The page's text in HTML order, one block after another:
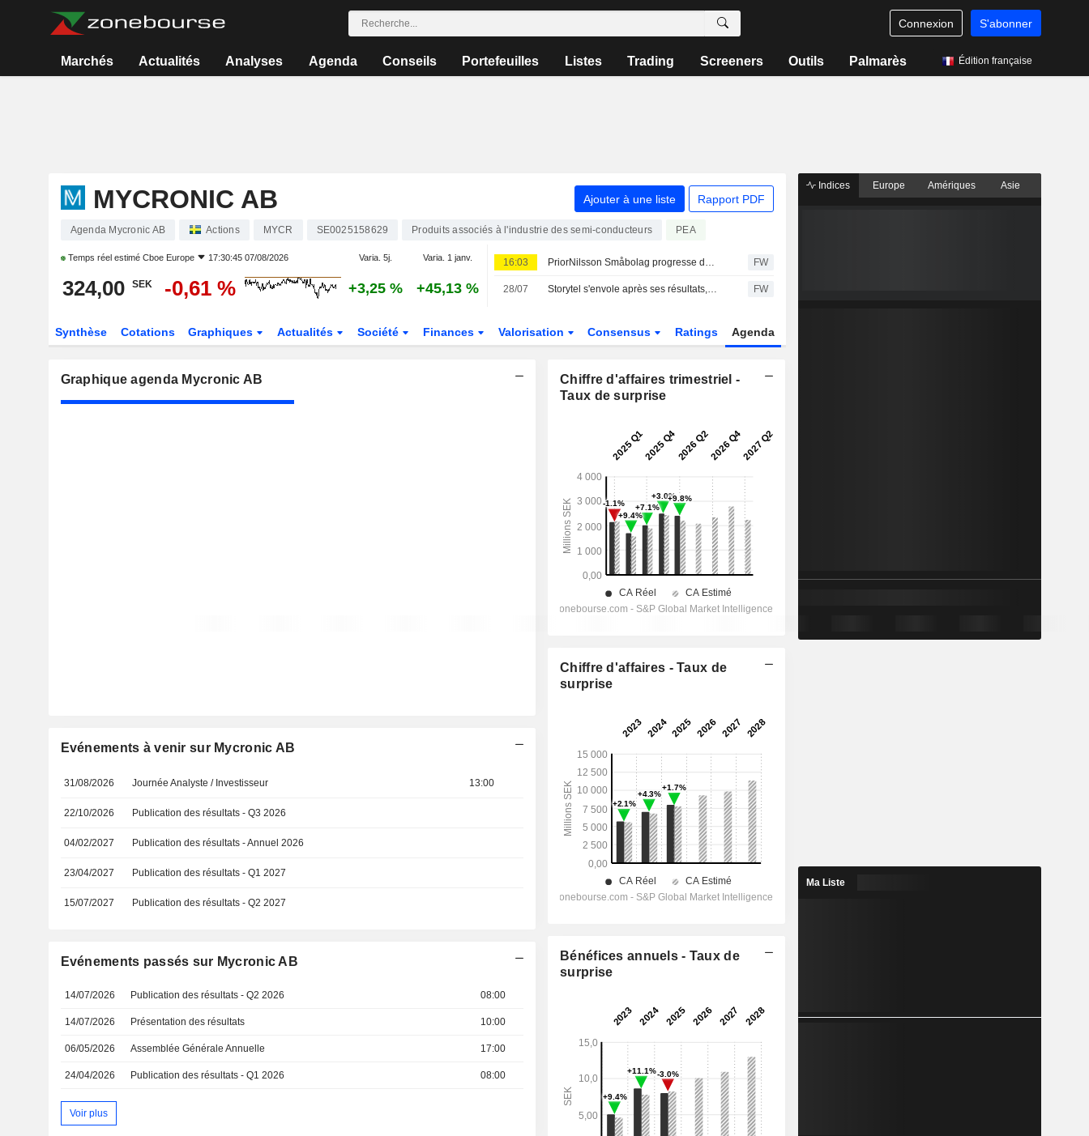
Connexion S'abonner
Marchés Actualités Analyses Agenda Conseils Portefeuilles Listes Trading Screeners Outils Palmarès Édition française
MYCRONIC AB Ajouter à une liste Rapport PDF
Agenda Mycronic AB Actions MYCR SE0025158629 Produits associés à l'industrie des semi-conducteurs PEA
Temps réel estimé Cboe Europe 17:30:45 07/08/2026 Varia. 5j. Varia. 1 janv.
324,00 SEK -0,61 % +3,25 % +45,13 %
16:03 PriorNilsson Småbolag progresse de 1,23 % en juillet - renforcement des positions dans Bure, AQ Group et Altra Fastigheter FW
28/07 Storytel s'envole après ses résultats, Nibe progresse dans le sillage d'un concurrent, l'OMXS30 recule de 0,2 % FW
Synthèse Cotations Graphiques Actualités Société Finances Valorisation Consensus Ratings Agenda
Graphique agenda Mycronic AB
Evénements à venir sur Mycronic AB
31/08/2026 Journée Analyste / Investisseur 13:00
22/10/2026 Publication des résultats - Q3 2026
04/02/2027 Publication des résultats - Annuel 2026
23/04/2027 Publication des résultats - Q1 2027
15/07/2027 Publication des résultats - Q2 2027
Evénements passés sur Mycronic AB
14/07/2026 Publication des résultats - Q2 2026 08:00
14/07/2026 Présentation des résultats 10:00
06/05/2026 Assemblée Générale Annuelle 17:00
24/04/2026 Publication des résultats - Q1 2026 08:00
Voir plus
Chiffre d'affaires trimestriel -
Taux de surprise
Chiffre d'affaires - Taux de
surprise
Bénéfices annuels - Taux de
surprise
Indices Europe Amériques Asie
Ma Liste